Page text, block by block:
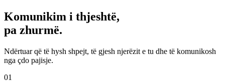
Komunikim i thjeshtë,
pa zhurmë.
Ndërtuar që të hysh shpejt, të gjesh njerëzit e tu dhe të komunikosh
nga çdo pajisje.
01